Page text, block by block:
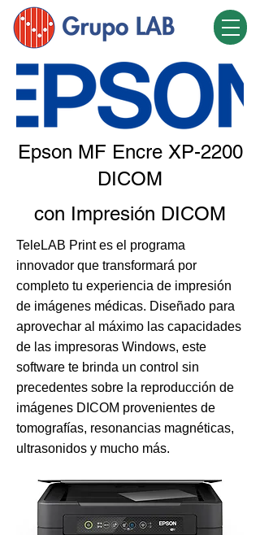
Epson MF Encre XP-2200
DICOM
con Impresión DICOM
TeleLAB Print es el programa
innovador que transformará por
completo tu experiencia de impresión
de imágenes médicas. Diseñado para
aprovechar al máximo las capacidades
de las impresoras Windows, este
software te brinda un control sin
precedentes sobre la reproducción de
imágenes DICOM provenientes de
tomografías, resonancias magnéticas,
ultrasonidos y mucho más.